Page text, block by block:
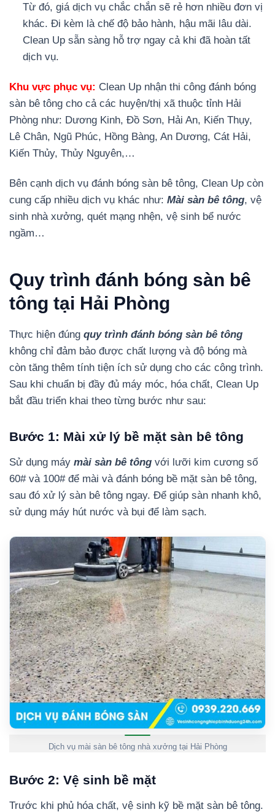
Từ đó, giá dịch vụ chắc chắn sẽ rẻ hơn nhiều đơn vị
khác. Đi kèm là chế độ bảo hành, hậu mãi lâu dài.
Clean Up sẵn sàng hỗ trợ ngay cả khi đã hoàn tất
dịch vụ.
Khu vực phục vụ: Clean Up nhận thi công đánh bóng
sàn bê tông cho cả các huyện/thị xã thuộc tỉnh Hải
Phòng như: Dương Kinh, Đồ Sơn, Hải An, Kiến Thụy,
Lê Chân, Ngũ Phúc, Hồng Bàng, An Dương, Cát Hải,
Kiến Thủy, Thủy Nguyên,…
Bên cạnh dịch vụ đánh bóng sàn bê tông, Clean Up còn
cung cấp nhiều dịch vụ khác như: Mài sàn bê tông, vệ
sinh nhà xưởng, quét mạng nhện, vệ sinh bể nước
ngầm…
Quy trình đánh bóng sàn bê
tông tại Hải Phòng
Thực hiện đúng quy trình đánh bóng sàn bê tông
không chỉ đảm bảo được chất lượng và độ bóng mà
còn tăng thêm tính tiện ích sử dụng cho các công trình.
Sau khi chuẩn bị đầy đủ máy móc, hóa chất, Clean Up
bắt đầu triển khai theo từng bước như sau:
Bước 1: Mài xử lý bề mặt sàn bê tông
Sử dụng máy mài sàn bê tông với lưỡi kim cương số
60# và 100# để mài và đánh bóng bề mặt sàn bê tông,
sau đó xử lý sàn bê tông ngay. Để giúp sàn nhanh khô,
sử dụng máy hút nước và bụi để làm sạch.
Dịch vụ mài sàn bê tông nhà xưởng tại Hải Phòng
Bước 2: Vệ sinh bề mặt
Trước khi phủ hóa chất, vệ sinh kỹ bề mặt sàn bê tông.